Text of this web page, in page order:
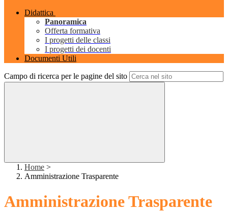
Didattica
Panoramica
Offerta formativa
I progetti delle classi
I progetti dei docenti
Documenti Utili
Campo di ricerca per le pagine del sito
Home >
Amministrazione Trasparente
Amministrazione Trasparente